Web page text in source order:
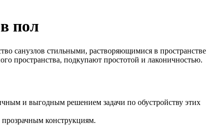
пол
санузлов стильными, растворяющимися в пространстве
пространства, подкупают простотой и лаконичностью.
и выгодным решением задачи по обустройству этих
конструкциям.